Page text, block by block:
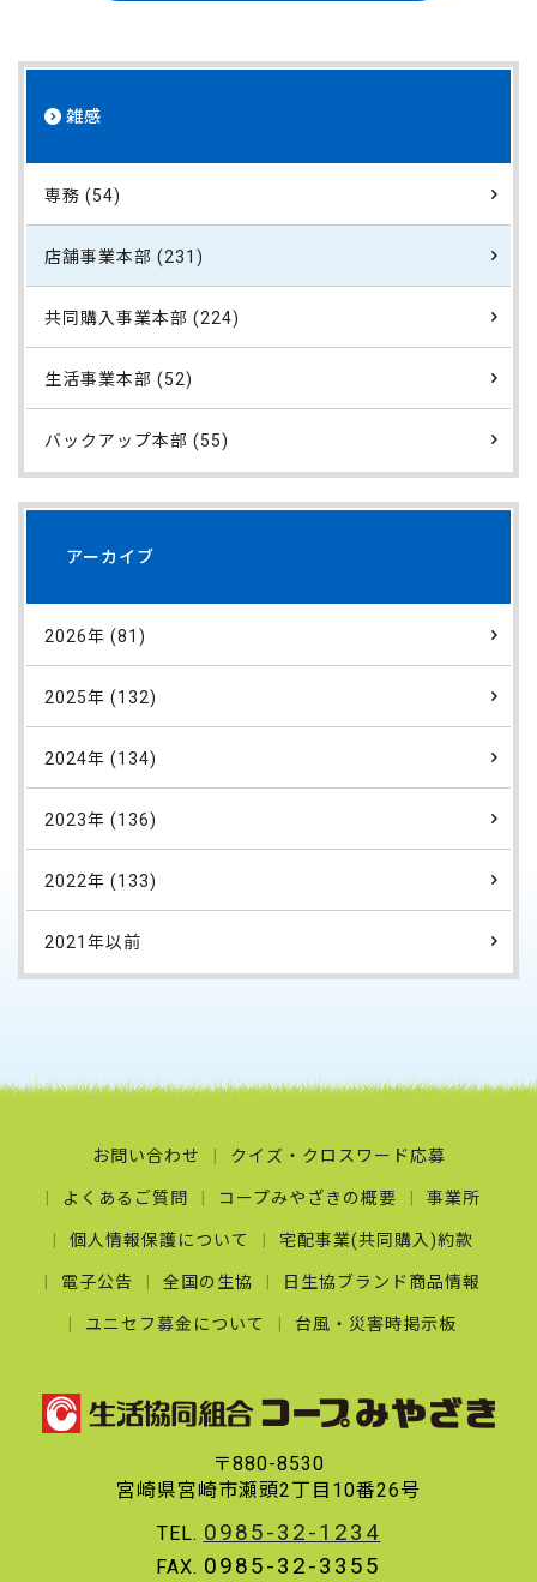
雑感
専務 (54)
店舗事業本部 (231)
共同購入事業本部 (224)
生活事業本部 (52)
バックアップ本部 (55)
アーカイブ
2026年 (81)
2025年 (132)
2024年 (134)
2023年 (136)
2022年 (133)
2021年以前
お問い合わせ クイズ・クロスワード応募
よくあるご質問 コープみやざきの概要 事業所
個人情報保護について 宅配事業(共同購入)約款
電子公告 全国の生協 日生協ブランド商品情報
ユニセフ募金について 台風・災害時掲示板
〒880-8530
宮崎県宮崎市瀬頭2丁目10番26号
TEL. 0985-32-1234
FAX. 0985-32-3355